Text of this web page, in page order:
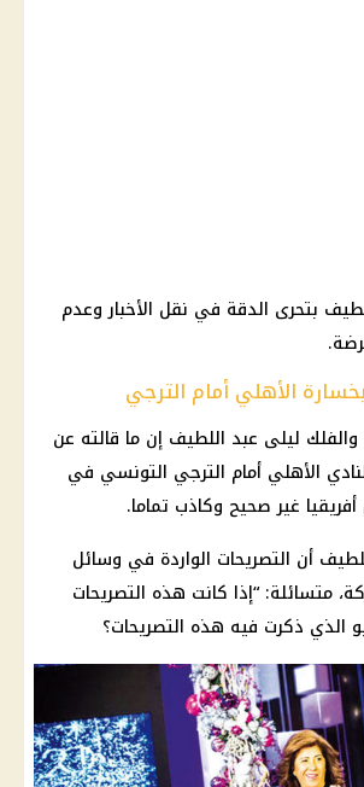
بتحرى الدقة في نقل الأخبار وعدم
الأهلي أمام الترجي
والفلك ليلى عبد اللطيف إن ما قالته عن
الأهلي أمام الترجي التونسي في
غير صحيح وكاذب تماما.
أن التصريحات الواردة في وسائل
متسائلة: “إذا كانت هذه التصريحات
الذي ذكرت فيه هذه التصريحات؟